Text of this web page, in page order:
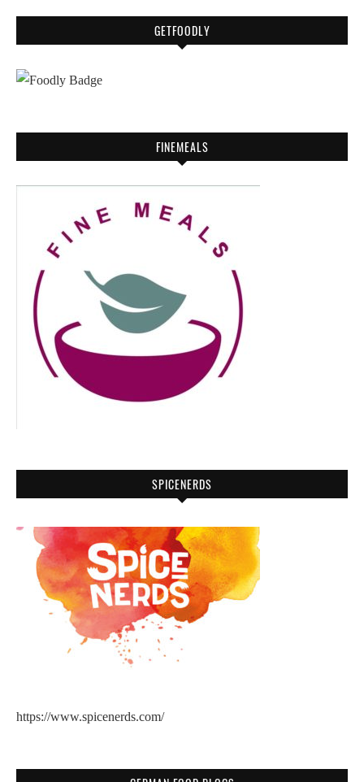
GETFOODLY
FINEMEALS
SPICENERDS
https://www.spicenerds.com/